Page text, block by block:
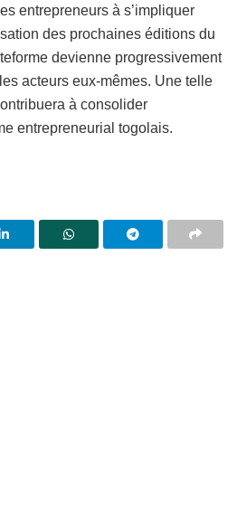
entrepreneurs à s’impliquer
des prochaines éditions du
devienne progressivement
acteurs eux-mêmes. Une telle
à consolider
entrepreneurial togolais.